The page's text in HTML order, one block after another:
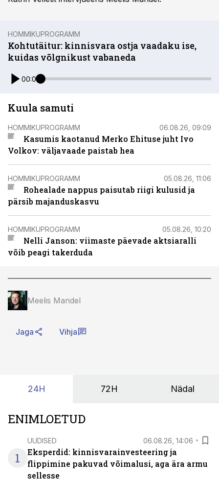
HOMMIKUPROGRAMM
Kohtutäitur: kinnisvara ostja vaadaku ise,
kuidas võlgnikust vabaneda
00:00
Kuula samuti
HOMMIKUPROGRAMM 06.08.26, 09:09
Kasumis kaotanud Merko Ehituse juht Ivo
Volkov: väljavaade paistab hea
HOMMIKUPROGRAMM 05.08.26, 11:06
Rohealade nappus paisutab riigi kulusid ja
pärsib majanduskasvu
HOMMIKUPROGRAMM 05.08.26, 10:20
Nelli Janson: viimaste päevade aktsiaralli
võib peagi takerduda
Meelis Mandel
Jaga Vihja
24H 72H Nädal
ENIMLOETUD
1
UUDISED 06.08.26, 14:06
Eksperdid: kinnisvarainvesteering ja
flippimine pakuvad võimalusi, aga ära armu
sellesse